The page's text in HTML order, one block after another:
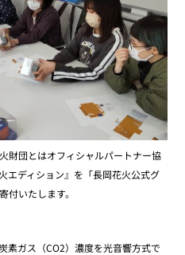
財団とはオフィシャルパートナー協
エディション』を「長岡花火公式グ
付いたします。
素ガス（CO2）濃度を光音響方式で